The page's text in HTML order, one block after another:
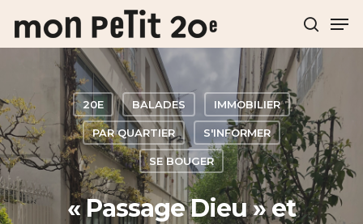
Hit enter to search or ESC to close
20E BALADES IMMOBILIER
PAR QUARTIER S'INFORMER
SE BOUGER
« Passage Dieu » et